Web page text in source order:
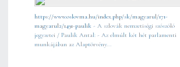
https://www.oslovma.hu/index.php/sk/magyarul/171-
magyarul2/1491-paulik - A szlovák nemzetiségi szószóló
jegyzetei / Paulik Antal: - Az elmúlt két hét parlamenti
munkájában az Alaptörvény...